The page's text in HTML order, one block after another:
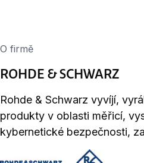
O firmě
ROHDE & SCHWARZ
Rohde & Schwarz vyvíjí,
produkty v oblasti měřicí,
kybernetické bezpečnosti,